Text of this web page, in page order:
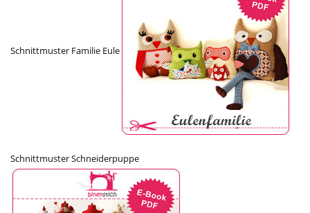
Schnittmuster Familie Eule
Schnittmuster Schneiderpuppe